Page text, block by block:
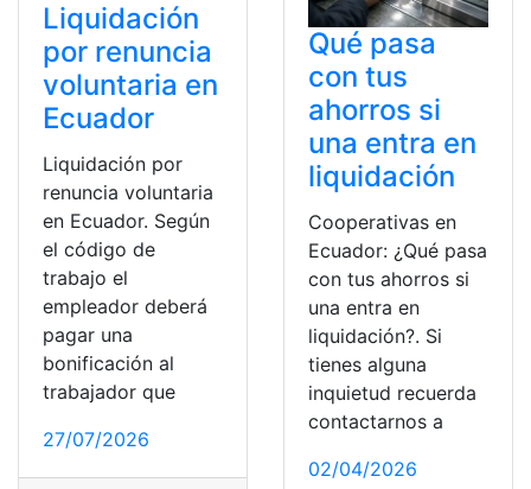
Liquidación
por renuncia
voluntaria en
Ecuador
Liquidación por
renuncia voluntaria
en Ecuador. Según
el código de
trabajo el
empleador deberá
pagar una
bonificación al
trabajador que
27/07/2026
Qué pasa
con tus
ahorros si
una entra en
liquidación
Cooperativas en
Ecuador: ¿Qué pasa
con tus ahorros si
una entra en
liquidación?. Si
tienes alguna
inquietud recuerda
contactarnos a
02/04/2026